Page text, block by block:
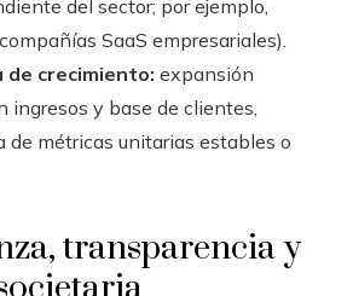
del sector; por ejemplo,
SaaS empresariales).
crecimiento: expansión
ingresos y base de clientes,
de métricas unitarias estables o
transparencia y